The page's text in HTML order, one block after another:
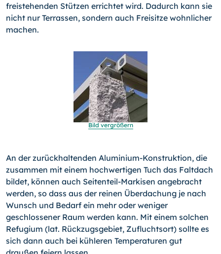
freistehenden Stützen errichtet wird. Dadurch kann sie
nicht nur Terrassen, sondern auch Freisitze wohnlicher
machen.
Bild vergrößern
An der zurückhaltenden Aluminium-Konstruktion, die
zusammen mit einem hochwertigen Tuch das Faltdach
bildet, können auch Seitenteil-Markisen angebracht
werden, so dass aus der reinen Überdachung je nach
Wunsch und Bedarf ein mehr oder weniger
geschlossener Raum werden kann. Mit einem solchen
Refugium (lat. Rückzugsgebiet, Zufluchtsort) sollte es
sich dann auch bei kühleren Temperaturen gut